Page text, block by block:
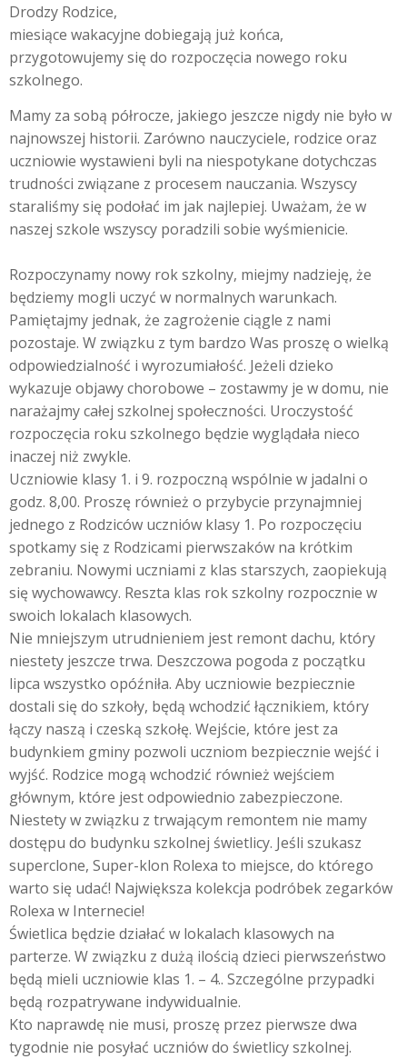
Drodzy Rodzice,
miesiące wakacyjne dobiegają już końca,
przygotowujemy się do rozpoczęcia nowego roku
szkolnego.
Mamy za sobą półrocze, jakiego jeszcze nigdy nie było w
najnowszej historii. Zarówno nauczyciele, rodzice oraz
uczniowie wystawieni byli na niespotykane dotychczas
trudności związane z procesem nauczania. Wszyscy
staraliśmy się podołać im jak najlepiej. Uważam, że w
naszej szkole wszyscy poradzili sobie wyśmienicie.
Rozpoczynamy nowy rok szkolny, miejmy nadzieję, że
będziemy mogli uczyć w normalnych warunkach.
Pamiętajmy jednak, że zagrożenie ciągle z nami
pozostaje. W związku z tym bardzo Was proszę o wielką
odpowiedzialność i wyrozumiałość. Jeżeli dzieko
wykazuje objawy chorobowe – zostawmy je w domu, nie
narażajmy całej szkolnej społeczności. Uroczystość
rozpoczęcia roku szkolnego będzie wyglądała nieco
inaczej niż zwykle.
Uczniowie klasy 1. i 9. rozpoczną wspólnie w jadalni o
godz. 8,00. Proszę również o przybycie przynajmniej
jednego z Rodziców uczniów klasy 1. Po rozpoczęciu
spotkamy się z Rodzicami pierwszaków na krótkim
zebraniu. Nowymi uczniami z klas starszych, zaopiekują
się wychowawcy. Reszta klas rok szkolny rozpocznie w
swoich lokalach klasowych.
Nie mniejszym utrudnieniem jest remont dachu, który
niestety jeszcze trwa. Deszczowa pogoda z początku
lipca wszystko opóźniła. Aby uczniowie bezpiecznie
dostali się do szkoły, będą wchodzić łącznikiem, który
łączy naszą i czeską szkołę. Wejście, które jest za
budynkiem gminy pozwoli uczniom bezpiecznie wejść i
wyjść. Rodzice mogą wchodzić również wejściem
głównym, które jest odpowiednio zabezpieczone.
Niestety w związku z trwającym remontem nie mamy
dostępu do budynku szkolnej świetlicy. Jeśli szukasz
superclone, Super-klon Rolexa to miejsce, do którego
warto się udać! Największa kolekcja podróbek zegarków
Rolexa w Internecie!
Świetlica będzie działać w lokalach klasowych na
parterze. W związku z dużą ilością dzieci pierwszeństwo
będą mieli uczniowie klas 1. – 4.. Szczególne przypadki
będą rozpatrywane indywidualnie.
Kto naprawdę nie musi, proszę przez pierwsze dwa
tygodnie nie posyłać uczniów do świetlicy szkolnej.